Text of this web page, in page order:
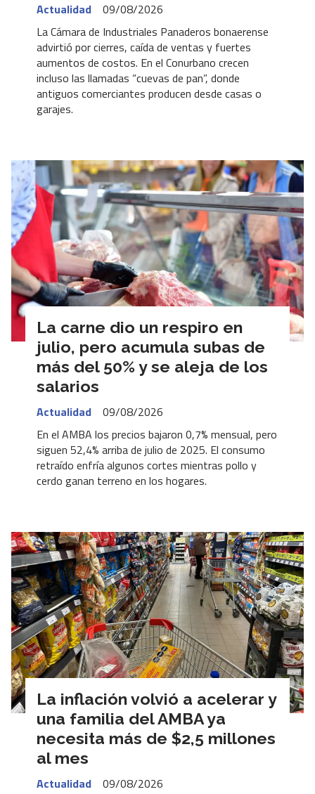
Actualidad
09/08/2026
La Cámara de Industriales Panaderos bonaerense
advirtió por cierres, caída de ventas y fuertes
aumentos de costos. En el Conurbano crecen
incluso las llamadas “cuevas de pan”, donde
antiguos comerciantes producen desde casas o
garajes.
La carne dio un respiro en
julio, pero acumula subas de
más del 50% y se aleja de los
salarios
Actualidad
09/08/2026
En el AMBA los precios bajaron 0,7% mensual, pero
siguen 52,4% arriba de julio de 2025. El consumo
retraído enfría algunos cortes mientras pollo y
cerdo ganan terreno en los hogares.
La inflación volvió a acelerar y
una familia del AMBA ya
necesita más de $2,5 millones
al mes
Actualidad 09/08/2026